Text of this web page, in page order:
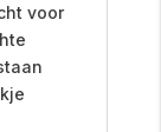
voor